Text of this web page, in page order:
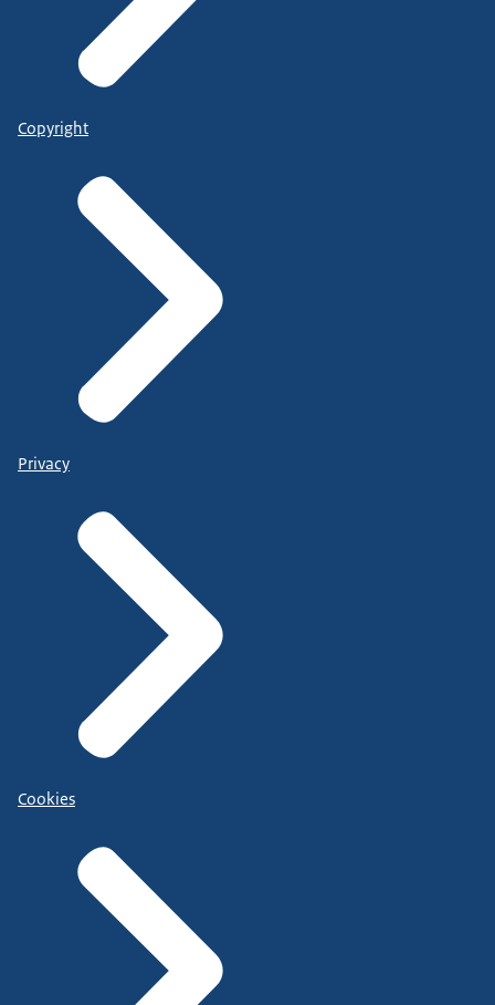
Copyright
Privacy
Cookies